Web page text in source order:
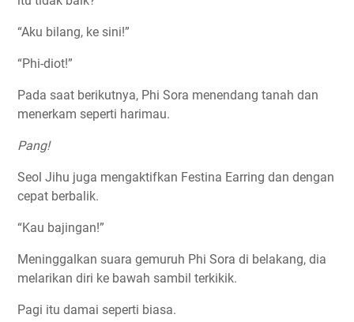
“Aku bilang, ke sini!”
“Phi-diot!”
Pada saat berikutnya, Phi Sora menendang tanah dan
menerkam seperti harimau.
Pang!
Seol Jihu juga mengaktifkan Festina Earring dan dengan
cepat berbalik.
“Kau bajingan!”
Meninggalkan suara gemuruh Phi Sora di belakang, dia
melarikan diri ke bawah sambil terkikik.
Pagi itu damai seperti biasa.